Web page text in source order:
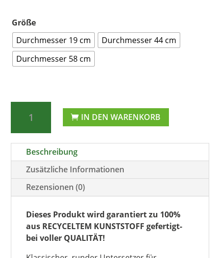
Größe
Durchmesser 19 cm
Durchmesser 44 cm
Durchmesser 58 cm
Untersetzer
“Cilindro”
für
Pflanztöpfe
rund,
anthrazit
Menge
IN DEN WARENKORB
Beschreibung
Zusätzliche Informationen
Rezensionen (0)
Dieses Produkt wird garantiert zu 100%
aus RECYCELTEM KUNSTSTOFF gefertigt-
bei voller QUALITÄT!